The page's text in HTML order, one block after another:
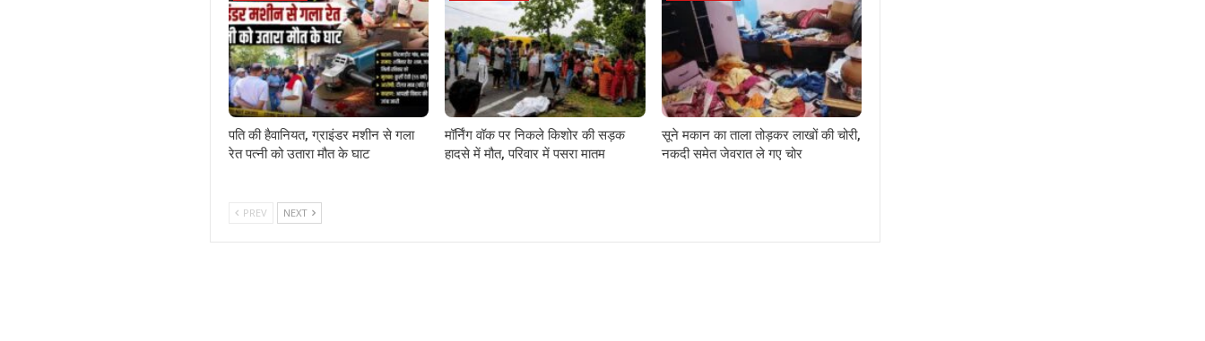
पति की हैवानियत, ग्राइंडर मशीन से गला
रेत पत्नी को उतारा मौत के घाट
मॉर्निंग वॉक पर निकले किशोर की सड़क
हादसे में मौत, परिवार में पसरा मातम
सूने मकान का ताला तोड़कर लाखों की चोरी,
नकदी समेत जेवरात ले गए चोर
PREV NEXT